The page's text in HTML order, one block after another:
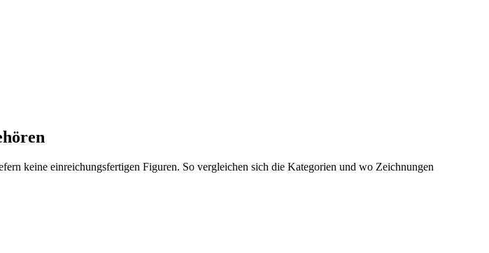
keine einreichungsfertigen Figuren. So vergleichen sich die Kategorien und wo Zeichnungen